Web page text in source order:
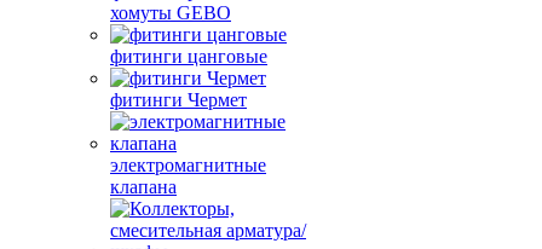
хомуты GEBO
фитинги цанговые
фитинги Чермет
электромагнитные
клапана